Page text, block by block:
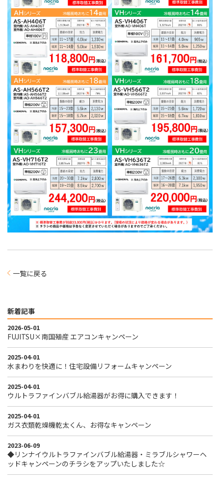
一覧に戻る
新着記事
2026-05-01
FUJITSU×南国殖産 エアコンキャンペーン
2025-04-01
水まわりを快適に！住宅設備リフォームキャンペーン
2025-04-01
ウルトラファインバブル給湯器がお得に購入できます！
2025-04-01
ガス衣類乾燥機乾太くん、お得なキャンペーン
2023-06-09
◆リンナイウルトラファインバブル給湯器・ミラブルシャワーヘ
ッドキャンペーンのチラシをアップいたしました☆